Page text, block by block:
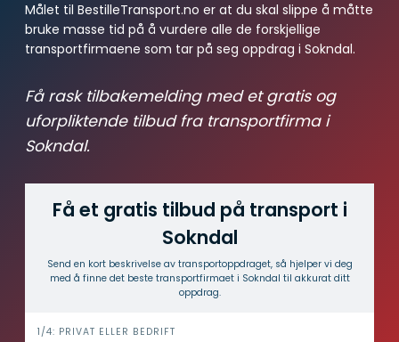
Målet til BestilleTransport.no er at du skal slippe å måtte
bruke masse tid på å vurdere alle de forskjellige
transportfirmaene som tar på seg oppdrag i Sokndal.
Få rask tilbakemelding med et gratis og
uforpliktende tilbud fra transportfirma i
Sokndal.
Få et gratis tilbud på transport i
Sokndal
Send en kort beskrivelse av transport­oppdraget, så hjelper vi deg
med å finne det beste transport­firmaet i Sokndal til akkurat ditt
oppdrag.
i1/4: PRIVAT ELLER BEDRIFT